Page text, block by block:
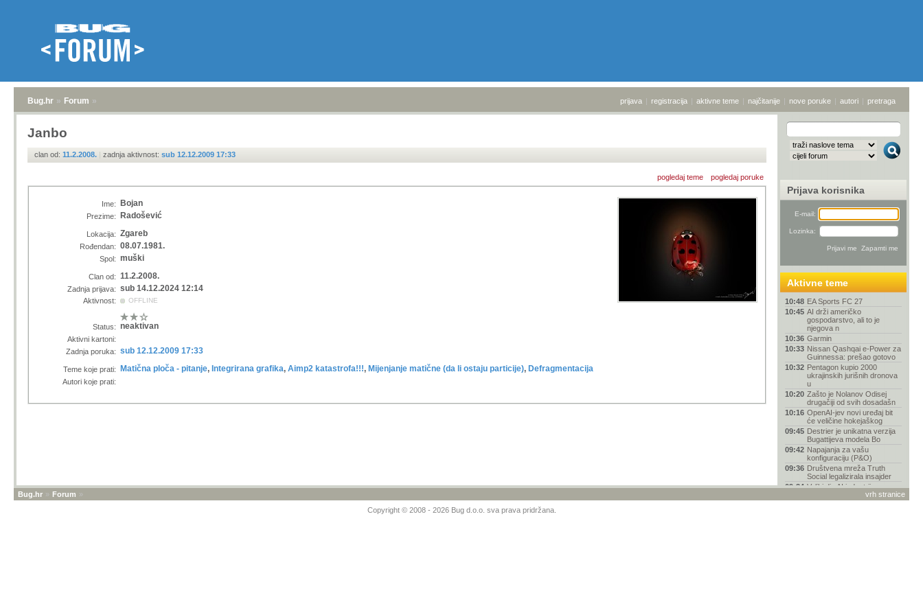
Bug.hr » Forum » prijava | registracija | aktivne teme | najčitanije | nove poruke | autori | pretraga
Janbo
clan od: 11.2.2008. | zadnja aktivnost: sub 12.12.2009 17:33
pogledaj teme pogledaj poruke
Ime: Bojan
Prezime: Radošević
Lokacija: Zgareb
Rođendan: 08.07.1981.
Spol: muški
Clan od: 11.2.2008.
Zadnja prijava: sub 14.12.2024 12:14
Aktivnost: OFFLINE
Status: neaktivan
Aktivni kartoni:
Zadnja poruka: sub 12.12.2009 17:33
Teme koje prati: Matična ploča - pitanje, Integrirana grafika, Aimp2 katastrofa!!!, Mijenjanje matične (da li ostaju particije), Defragmentacija
Autori koje prati:
Prijava korisnika
E-mail:
Lozinka:
Aktivne teme
10:48 EA Sports FC 27
10:45 AI drži američko
gospodarstvo, ali to je
njegova n
10:36 Garmin
10:33 Nissan Qashqai e-Power za
Guinnessa: prešao gotovo
10:32 Pentagon kupio 2000
ukrajinskih jurišnih dronova
u
10:20 Zašto je Nolanov Odisej
drugačiji od svih dosadašn
10:16 OpenAI-jev novi uređaj bit
će veličine hokejaškog
09:45 Destrier je unikatna verzija
Bugattijeva modela Bo
09:42 Napajanja za vašu
konfiguraciju (P&O)
09:36 Društvena mreža Truth
Social legalizirala insajder
09:34 Veliki dio AI industrije su
marksisti, kaže šef Pavrh stranice
Bug.hr » Forum »
Copyright © 2008 - 2026 Bug d.o.o. sva prava pridržana.